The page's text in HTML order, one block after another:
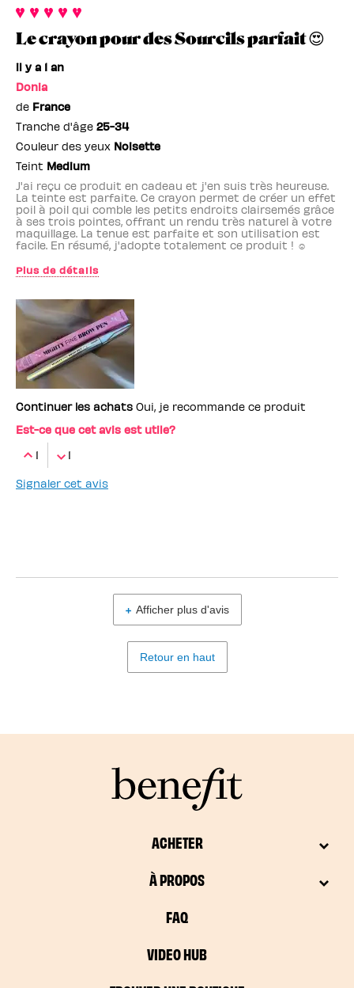
Le crayon pour des Sourcils parfait 😍
il y a 1 an
Donia
de France
Tranche d'âge 25-34
Couleur des yeux Noisette
Teint Medium
J'ai reçu ce produit en cadeau et j'en suis très heureuse.
La teinte est parfaite. Ce crayon permet de créer un effet
poil à poil qui comble les petits endroits clairsemés grâce
à ses trois pointes, offrant un rendu très naturel à votre
maquillage. La tenue est parfaite et son utilisation est
facile. En résumé, j'adopte totalement ce produit ! ☺️
Plus de détails
Continuer les achats Oui, je recommande ce produit
Est-ce que cet avis est utile?
1
1
Signaler cet avis
Afficher plus d'avis
Retour en haut
ACHETER
À PROPOS
FAQ
VIDEO HUB